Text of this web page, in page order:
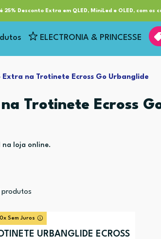
25% Desconto Extra em QLED, MiniLed e OLED, com os
Clube RP+
ELECTRONIA & PRINCESSE
Extra na Trotinete Ecross Go Urbanglide
Trotinete Ecross
na loja online.
produtos
Sem Juros
URBANGLIDE ECROSS